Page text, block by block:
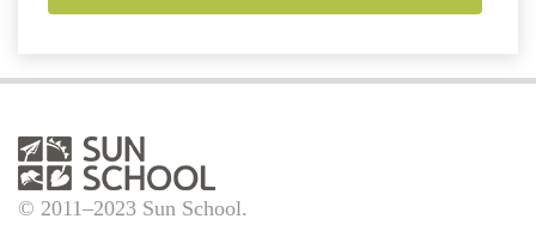
© 2011–2023 Sun School.